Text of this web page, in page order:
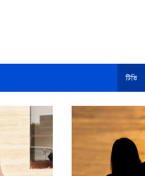
টিভি